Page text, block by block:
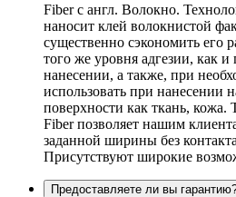
Fiber c англ. Волокно.
наносит клей волокнистой
существенно сэкономить его
того же уровня адгезии, как и
нанесении, а также, при
использовать при нанесении
поверхности как ткань, кожа.
Fiber позволяет нашим
заданной ширины без
Присутствуют широкие
Предоставляете ли вы